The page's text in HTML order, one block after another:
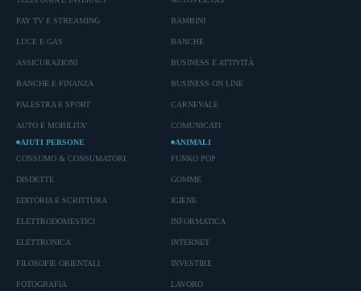
PAY TV E STREAMING
LUCE E GAS
ASSICURAZIONI
BANCHE E FINANZA
PALESTRA E SPORT
AUTO E MOBILITA'
BAMBINI
BANCHE
BUSINESS E ATTIVITÀ
BUSINESS ON LINE
CARNEVALE
COMUNICATI
AIUTI PERSONE
CONSUMO & CONSUMATORI
DISDETTE
EDITORIA E SCRITTURA
ELETTRODOMESTICI
ELETTRONICA
FILOSOFIE ORIENTALI
FOTOGRAFIA
ANIMALI
FUNKO POP
GOMME
IGIENE
INFORMATICA
INTERNET
INVESTIRE
LAVORO